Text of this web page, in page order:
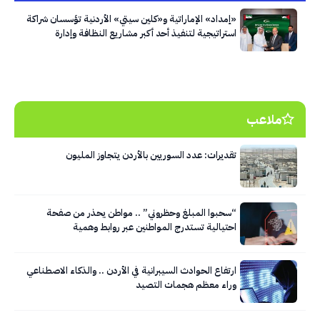
«إمداد» الإماراتية و«كلين سيتي» الأردنية تؤسسان شراكة
استراتيجية لتنفيذ أحد أكبر مشاريع النظافة وإدارة
ملاعب
تقديرات: عدد السوريين بالأردن يتجاوز المليون
“سحبوا المبلغ وحظروني” .. مواطن يحذر من صفحة
احتيالية تستدرج المواطنين عبر روابط وهمية
ارتفاع الحوادث السيبرانية في الأردن .. والذكاء الاصطناعي
وراء معظم هجمات التصيد